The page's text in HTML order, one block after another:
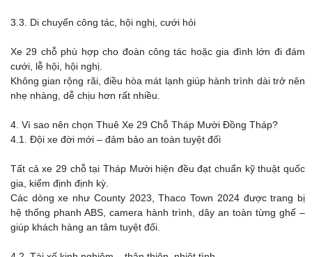
3.3. Di chuyển công tác, hội nghị, cưới hỏi
Xe 29 chỗ phù hợp cho đoàn công tác hoặc gia đình lớn đi đám
cưới, lễ hội, hội nghị.
Không gian rộng rãi, điều hòa mát lạnh giúp hành trình dài trở nên
nhẹ nhàng, dễ chịu hơn rất nhiều.
4. Vì sao nên chọn Thuê Xe 29 Chỗ Tháp Mười Đồng Tháp?
4.1. Đội xe đời mới – đảm bảo an toàn tuyệt đối
Tất cả xe 29 chỗ tại Tháp Mười hiện đều đạt chuẩn kỹ thuật quốc
gia, kiểm định định kỳ.
Các dòng xe như County 2023, Thaco Town 2024 được trang bị
hệ thống phanh ABS, camera hành trình, dây an toàn từng ghế –
giúp khách hàng an tâm tuyệt đối.